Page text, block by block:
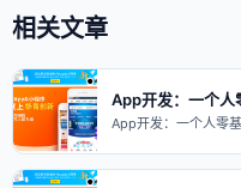
相关文章
App开发：一个人
App开发：一个人零